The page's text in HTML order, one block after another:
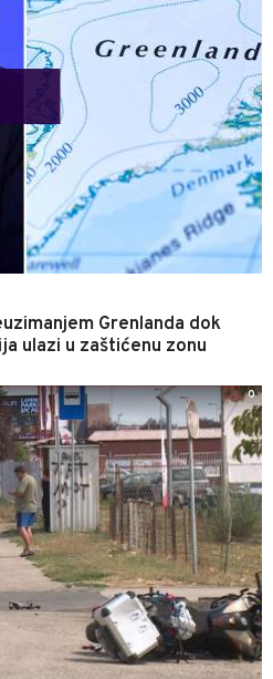
Grenlanda dok
ulazi u zaštićenu zonu
0